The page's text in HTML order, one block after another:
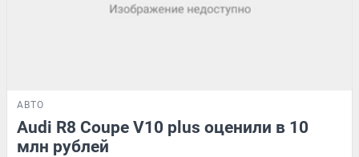
АВТО
Audi R8 Coupe V10 plus оценили в 10
млн рублей